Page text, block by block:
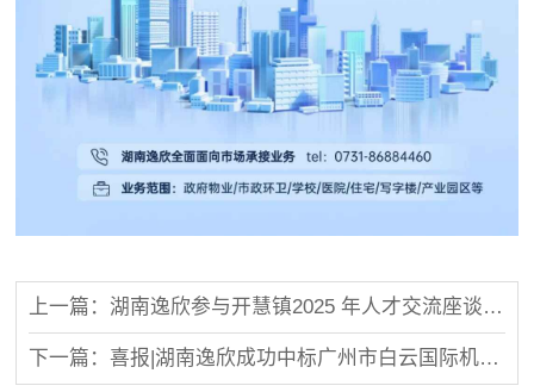
上一篇：湖南逸欣参与开慧镇2025 年人才交流座谈会暨奖学行动
下一篇：喜报|湖南逸欣成功中标广州市白云国际机场南方航空特殊旅客便捷服务项目